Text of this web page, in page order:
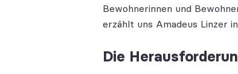
Bewohnerinnen und
erzählt uns Amadeus Linzer
Die